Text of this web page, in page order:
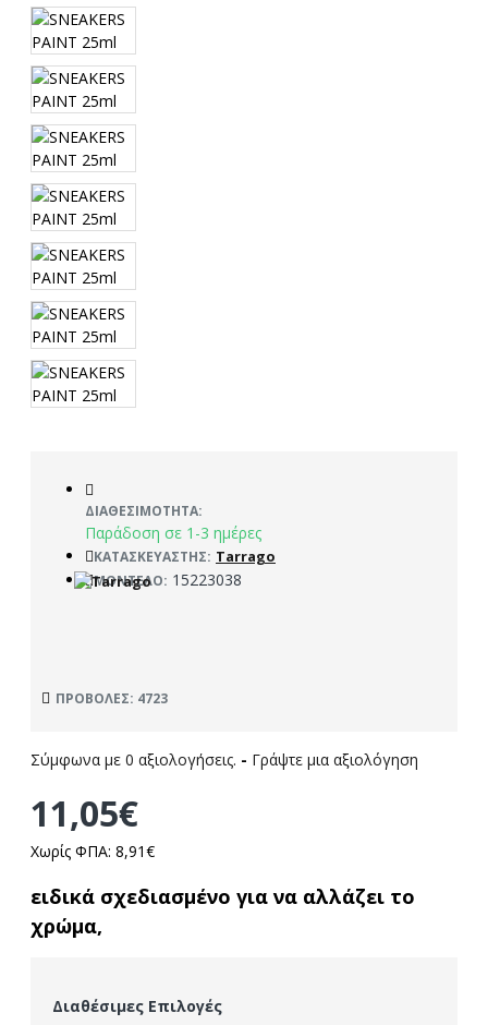
ΔΙΑΘΕΣΙΜΌΤΗΤΑ:
Παράδοση σε 1-3 ημέρες
ΚΑΤΑΣΚΕΥΑΣΤΉΣ: Tarrago
ΜΟΝΤΈΛΟ: 15223038
ΠΡΟΒΟΛΈΣ: 4723
Σύμφωνα με 0 αξιολογήσεις. - Γράψτε μια αξιολόγηση
11,05€
Χωρίς ΦΠΑ: 8,91€
ειδικά σχεδιασμένο για να αλλάζει το
χρώμα,
Διαθέσιμες Επιλογές